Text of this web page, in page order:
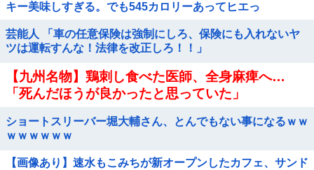
キー美味しすぎる。でも545カロリーあってヒエっ
芸能人 「車の任意保険は強制にしろ、保険にも入れないヤ
ツは運転すんな！法律を改正しろ！！」
【九州名物】鶏刺し食べた医師、全身麻痺へ…
「死んだほうが良かったと思っていた」
ショートスリーバー堀大輔さん、とんでもない事になるｗｗ
ｗｗｗｗｗｗ
【画像あり】速水もこみちが新オープンしたカフェ、サンド